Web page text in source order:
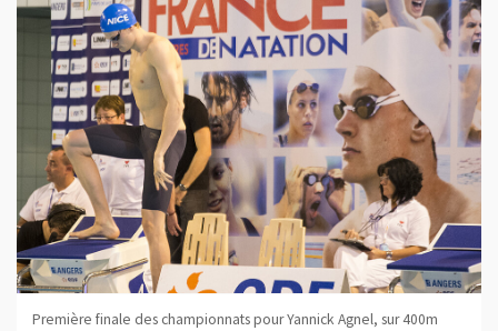
Première finale des championnats pour Yannick Agnel, sur 400m